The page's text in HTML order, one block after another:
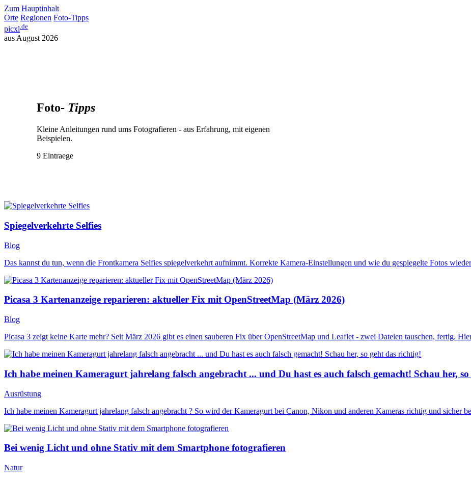
Zum Hauptinhalt
Orte Regionen Foto-Tipps
picxl.de
aus August 2026
Foto- Tipps
Kleine Anleitungen rund ums Fotografieren - aus Erfahrung, mit eigenen
Beispielen.
9 Eintraege
Spiegelverkehrte Selfies
Blog
Das kannst du tun, wenn die Frontkamera Selfies spiegelverkehrt aufnimmt. Korrekte Kamera-Einstellungen und wie du gespiegelte Fotos
Picasa 3 Kartenanzeige reparieren: aktueller Fix mit OpenStreetMap (März 2026)
Blog
Picasa 3 zeigt keine Karte mehr? Seit März 2026 gibt es einen sauberen Fix über OpenStreetMap und Leaflet - zwei Dateien tauschen, fertig.
Ich habe meinen Kameragurt jahrelang falsch angebracht ... und Du hast es auch falsch gemacht! Schau her,
Ausrüstung
Ich habe meinen Kameragurt jahrelang falsch angebracht ? So wird der Kameragurt bei Canon, Nikon und anderen Kameras richtig und sicher
Bei wenig Licht und ohne Stativ mit dem Smartphone fotografieren
Natur